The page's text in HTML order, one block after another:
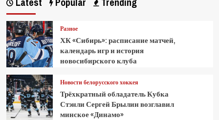
Разное
ХК «Сибирь»: расписание матчей,
календарь игр и история
новосибирского клуба
Новости белорусского хоккея
Трёхкратный обладатель Кубка
Стэнли Сергей Брылин возглавил
минское «Динамо»